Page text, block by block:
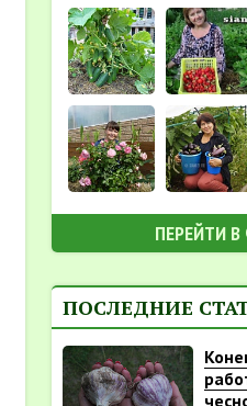
ПЕРЕЙТИ
ПОСЛЕДНИЕ